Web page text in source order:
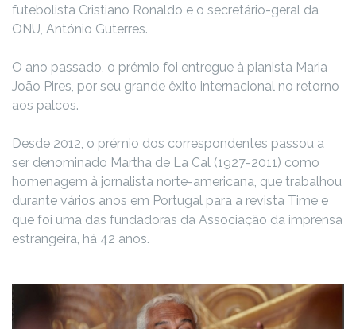
futebolista Cristiano Ronaldo e o secretário-geral da
ONU, António Guterres.
O ano passado, o prémio foi entregue à pianista Maria
João Pires, por seu grande êxito internacional no retorno
aos palcos.
Desde 2012, o prémio dos correspondentes passou a
ser denominado Martha de La Cal (1927-2011) como
homenagem à jornalista norte-americana, que trabalhou
durante vários anos em Portugal para a revista Time e
que foi uma das fundadoras da Associação da imprensa
estrangeira, há 42 anos.